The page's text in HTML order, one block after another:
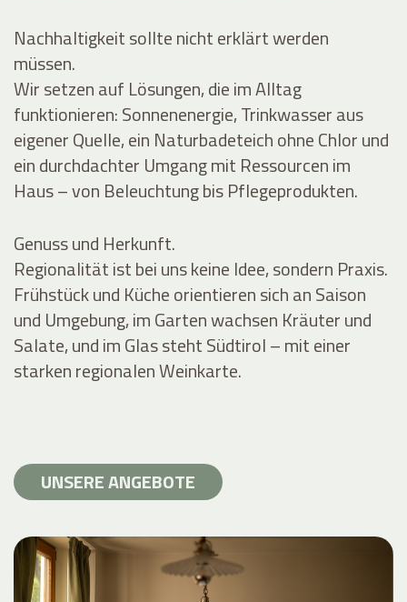
Nachhaltigkeit sollte nicht erklärt werden
müssen.
Wir setzen auf Lösungen, die im Alltag
funktionieren: Sonnenenergie, Trinkwasser aus
eigener Quelle, ein Naturbadeteich ohne Chlor und
ein durchdachter Umgang mit Ressourcen im
Haus – von Beleuchtung bis Pflegeprodukten.
Genuss und Herkunft.
Regionalität ist bei uns keine Idee, sondern Praxis.
Frühstück und Küche orientieren sich an Saison
und Umgebung, im Garten wachsen Kräuter und
Salate, und im Glas steht Südtirol – mit einer
starken regionalen Weinkarte.
UNSERE ANGEBOTE